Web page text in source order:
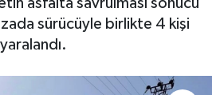
asfalta savrulması sonucu
sürücüyle birlikte 4 kişi
yaralandı.